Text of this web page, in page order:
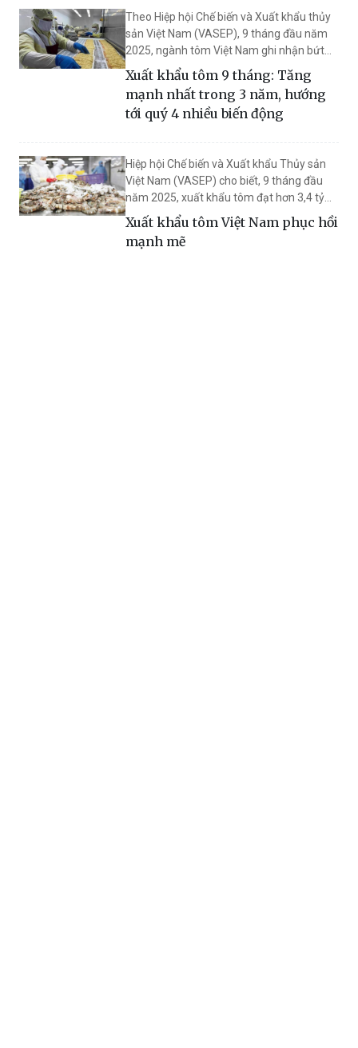
Theo Hiệp hội Chế biến và Xuất khẩu thủy
sản Việt Nam (VASEP), 9 tháng đầu năm
2025, ngành tôm Việt Nam ghi nhận bứt
phá ấn tượng khi kim ngạch xuất khẩu đạt
hơn 3,4 tỷ USD, tăng 22% so với cùng kỳ
năm 2024, mức tăng trưởng mạnh nhất
trong ba năm trở lại đây.
Xuất khẩu tôm 9 tháng: Tăng
mạnh nhất trong 3 năm, hướng
tới quý 4 nhiều biến động
Hiệp hội Chế biến và Xuất khẩu Thủy sản
Việt Nam (VASEP) cho biết, 9 tháng đầu
năm 2025, xuất khẩu tôm đạt hơn 3,4 tỷ
USD, tăng 22% so với cùng kỳ năm 2024 -
mức tăng trưởng cao nhất trong ba năm
gần đây.
Xuất khẩu tôm Việt Nam phục hồi
mạnh mẽ